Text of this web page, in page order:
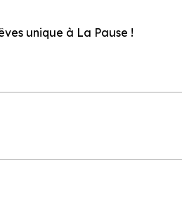
unique à La Pause !